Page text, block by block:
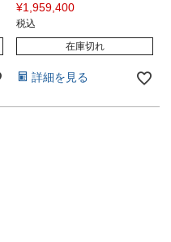
¥1,959,400
税込
在庫切れ
詳細を見る